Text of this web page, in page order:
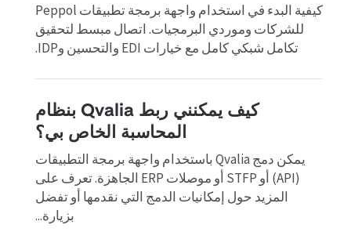
كيفية البدء في استخدام واجهة برمجة تطبيقات Peppol
للشركات وموردي البرمجيات. اتصال مبسط لتحقيق
تكامل شبكي كامل مع خيارات EDI والتحسين وIDP.
كيف يمكنني ربط Qvalia بنظام
المحاسبة الخاص بي؟
يمكن دمج Qvalia باستخدام واجهة برمجة التطبيقات
(API) أو STFP أو موصلات ERP الجاهزة. تعرف على
المزيد حول إمكانيات الدمج التي نقدمها أو تفضل
بزيارة...